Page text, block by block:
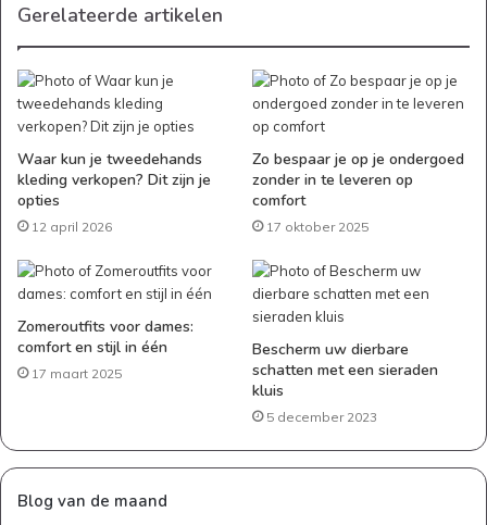
Gerelateerde artikelen
Waar kun je tweedehands
kleding verkopen? Dit zijn je
opties
12 april 2026
Zo bespaar je op je ondergoed
zonder in te leveren op
comfort
17 oktober 2025
Zomeroutfits voor dames:
comfort en stijl in één
17 maart 2025
Bescherm uw dierbare
schatten met een sieraden
kluis
5 december 2023
Blog van de maand